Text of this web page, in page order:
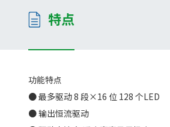
特点
功能特点
● 最多驱动 8 段×16 位 128 个LED
● 输出恒流驱动